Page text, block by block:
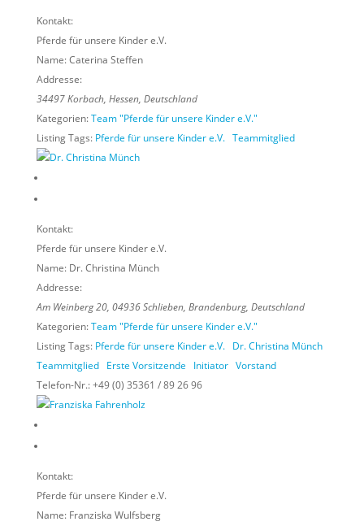
Kontakt:
Pferde für unsere Kinder e.V.
Name:Caterina Steffen
Addresse:
34497Korbach, Hessen, Deutschland
Kategorien:Team "Pferde für unsere Kinder e.V."
Listing Tags: Pferde für unsere Kinder e.V. Teammitglied
Kontakt:
Pferde für unsere Kinder e.V.
Name: Dr. Christina Münch
Addresse:
Am Weinberg 20, 04936Schlieben, Brandenburg, Deutschland
Kategorien:Team "Pferde für unsere Kinder e.V."
Listing Tags: Pferde für unsere Kinder e.V. Dr. Christina Münch
Teammitglied Erste Vorsitzende Initiator Vorstand
Telefon-Nr.:+49 (0) 35361 / 89 26 96
Kontakt:
Pferde für unsere Kinder e.V.
Name: Franziska Wulfsberg